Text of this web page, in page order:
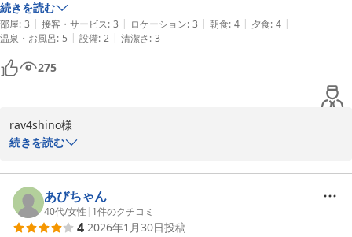
平山温泉 奥山鹿温泉旅館
2026-03-06
続きを読む
部屋: 3 | 接客・サービス: 3 | ロケーション: 3 | 朝食: 4 | 夕食: 4 |
温泉・お風呂: 5 | 設備: 2 | 清潔さ: 3
275
rav4shino様
した。
「トロトロ湯」やお部屋の露天風呂・サウナを気に入っていただけ
たとのこと、とてもうれしく拝見しました。
続きを読む
あびちゃん
40代/女性 | 1件のクチコミ
4 2026年1月30日投稿